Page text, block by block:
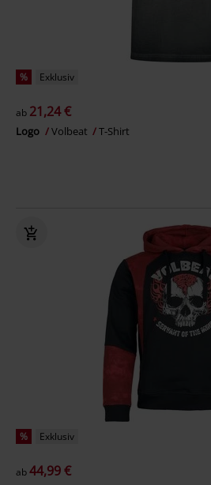
% Exklusiv
ab 21,24 €
Logo Volbeat T-Shirt
% Exklusiv
ab44,99 €